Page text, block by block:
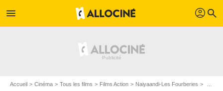
menu profil search
Accueil Cinéma Tous les films Films Action Naiyaandi-Les Fourberies